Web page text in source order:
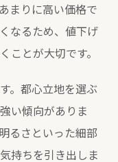
まりに高い価格で
なるため、値下げ
ことが大切です。
。都心立地を選ぶ
い傾向がありま
るさといった細部
持ちを引き出しま